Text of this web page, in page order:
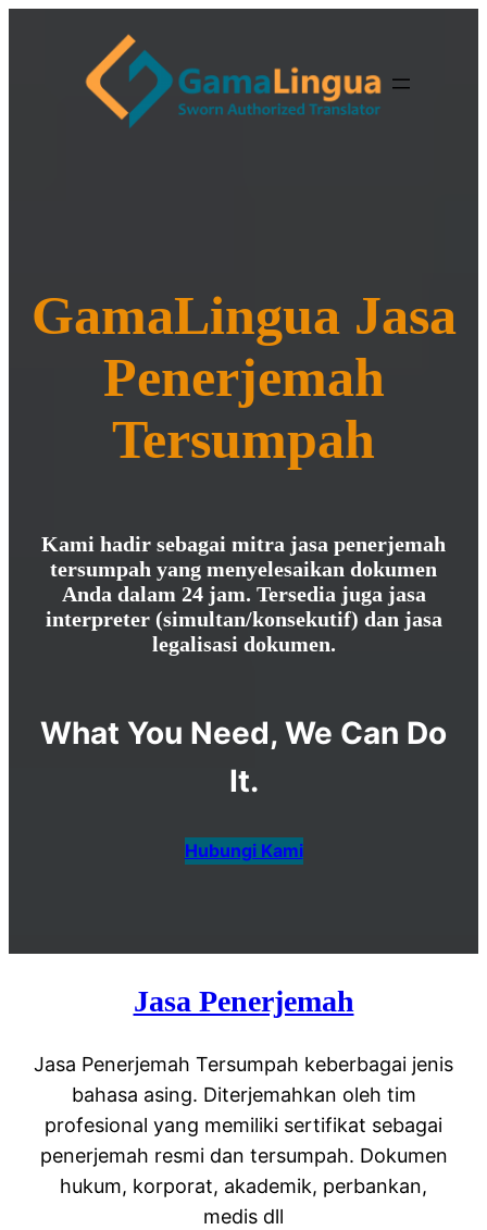
GamaLingua Jasa
Penerjemah
Tersumpah
Kami hadir sebagai mitra jasa penerjemah
tersumpah yang menyelesaikan dokumen
Anda dalam 24 jam. Tersedia juga jasa
interpreter (simultan/konsekutif) dan jasa
legalisasi dokumen.
What You Need, We Can Do
It.
Hubungi Kami
Jasa Penerjemah
Jasa Penerjemah Tersumpah keberbagai jenis
bahasa asing. Diterjemahkan oleh tim
profesional yang memiliki sertifikat sebagai
penerjemah resmi dan tersumpah. Dokumen
hukum, korporat, akademik, perbankan,
medis dll